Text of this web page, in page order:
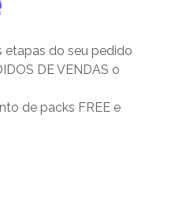
etapas do seu pedido
DE VENDAS o
de packs FREE e